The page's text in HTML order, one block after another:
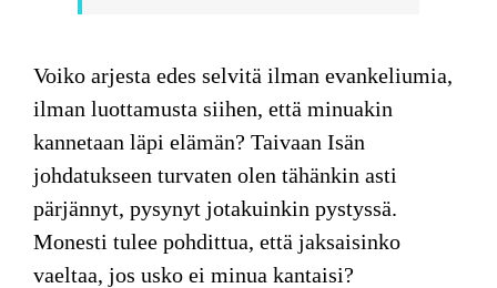
Voiko arjesta edes selvitä ilman evankeliumia,
ilman luottamusta siihen, että minuakin
kannetaan läpi elämän? Taivaan Isän
johdatukseen turvaten olen tähänkin asti
pärjännyt, pysynyt jotakuinkin pystyssä.
Monesti tulee pohdittua, että jaksaisinko
vaeltaa, jos usko ei minua kantaisi?